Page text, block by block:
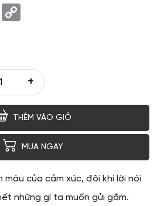
Messenger
+
THÊM VÀO GIỎ
MUA NGAY
màu của cảm xúc, đôi khi lời nói
những gì ta muốn gửi gắm.